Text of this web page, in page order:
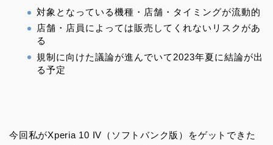
対象となっている機種・店舗・タイミングが流動的
店舗・店員によっては販売してくれないリスクがあ
る
規制に向けた議論が進んでいて2023年夏に結論が出
る予定
今回私がXperia 10 IV（ソフトバンク版）をゲットできた